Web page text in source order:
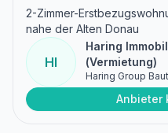
2-Zimmer-
nahe der Alten Donau
HI
Haring
(Vermietung)
Haring Group
Anbieter